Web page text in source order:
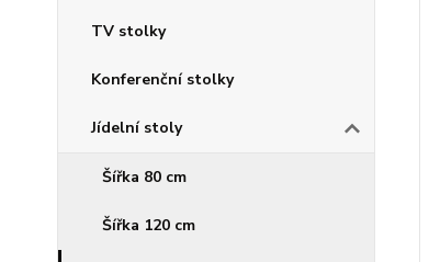
TV stolky
Konferenční stolky
Jídelní stoly
Šířka 80 cm
Šířka 120 cm